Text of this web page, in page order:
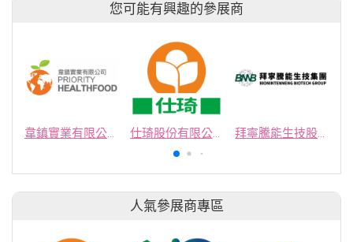
您可能有興趣的參展商
韋鎮實業有限公司 仕琦股份有限公司 拜寧騰能生技股份有限公司
人氣參展商專區